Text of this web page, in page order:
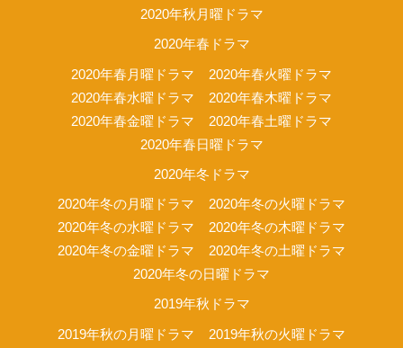
2020年秋月曜ドラマ
2020年春ドラマ
2020年春月曜ドラマ
2020年春火曜ドラマ
2020年春水曜ドラマ
2020年春木曜ドラマ
2020年春金曜ドラマ
2020年春土曜ドラマ
2020年春日曜ドラマ
2020年冬ドラマ
2020年冬の月曜ドラマ
2020年冬の火曜ドラマ
2020年冬の水曜ドラマ
2020年冬の木曜ドラマ
2020年冬の金曜ドラマ
2020年冬の土曜ドラマ
2020年冬の日曜ドラマ
2019年秋ドラマ
2019年秋の月曜ドラマ 2019年秋の火曜ドラマ